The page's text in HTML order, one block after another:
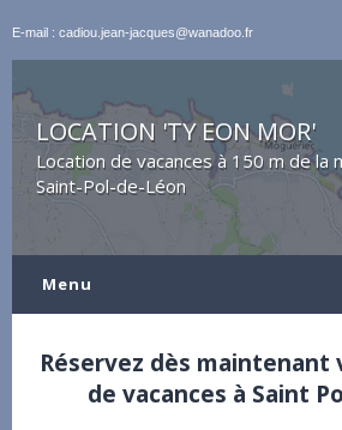
E-mail : cadiou.jean-jacques@wanadoo.fr
LOCATION 'TY EON MOR'
Location de vacances à 150 m de la
Saint-Pol-de-Léon
Menu
Réservez dès
de vacances à Saint